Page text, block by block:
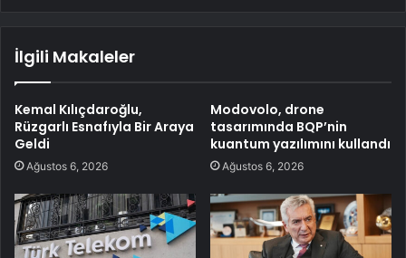
İlgili Makaleler
Kemal Kılıçdaroğlu,
Rüzgarlı Esnafıyla Bir Araya
Geldi
Ağustos 6, 2026
Modovolo, drone
tasarımında BQP’nin
kuantum yazılımını kullandı
Ağustos 6, 2026